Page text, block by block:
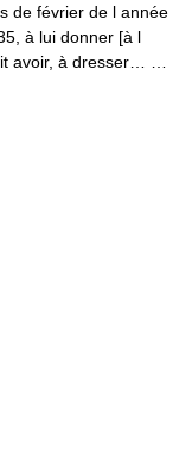
de février de l année
à lui donner [à l
avoir, à dresser… …